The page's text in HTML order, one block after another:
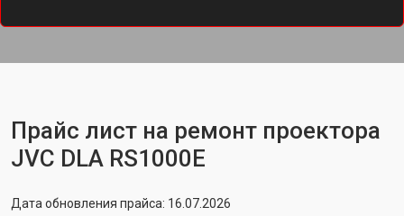
Прайс лист на ремонт проектора
JVC DLA RS1000E
Дата обновления прайса: 16.07.2026